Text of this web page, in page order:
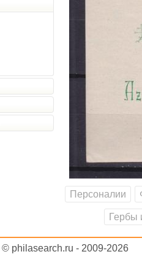
Персоналии
Гербы
© philasearch.ru - 2009-2026